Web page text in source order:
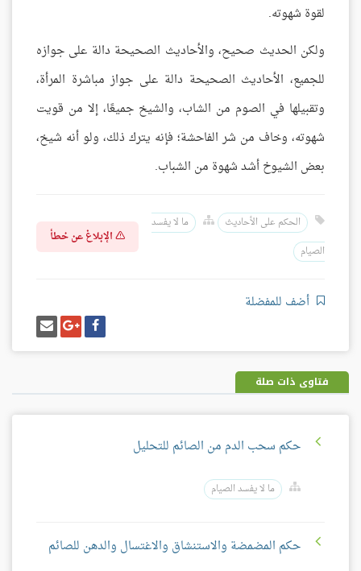
لقوة شهوته.
ولكن الحديث صحيح، والأحاديث الصحيحة دالة على جوازه
للجميع، الأحاديث الصحيحة دالة على جواز مباشرة المرأة،
وتقبيلها في الصوم من الشاب، والشيخ جميعًا، إلا من قويت
شهوته، وخاف من شر الفاحشة؛ فإنه يترك ذلك، ولو أنه شيخ،
بعض الشيوخ أشد شهوة من الشباب.
الحكم على الأحاديث
ما لا يفسد
الصيام
الإبلاغ عن خطأ
أضف للمفضلة
شارك
على
فيسبوك
شارك
على
غوغل
بلس
إرسل
إيميل
فتاوى ذات صلة
حكم سحب الدم من الصائم للتحليل
ما لا يفسد الصيام
حكم المضمضة والاستنشاق والاغتسال والدهن للصائم